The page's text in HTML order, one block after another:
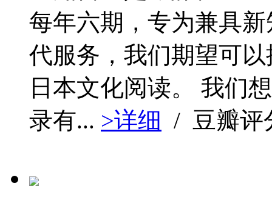
每年六期，专为兼具
代服务，我们期望可
日本文化阅读。 我们
录有... >详细 / 豆瓣